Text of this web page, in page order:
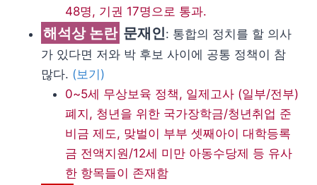
48명, 기권 17명으로 통과.
해석상 논란 문재인: 통합의 정치를 할 의사
가 있다면 저와 박 후보 사이에 공통 정책이 참
많다. (보기)
0~5세 무상보육 정책, 일제고사 (일부/전부)
폐지, 청년을 위한 국가장학금/청년취업 준
비금 제도, 맞벌이 부부 셋째아이 대학등록
금 전액지원/12세 미만 아동수당제 등 유사
한 항목들이 존재함